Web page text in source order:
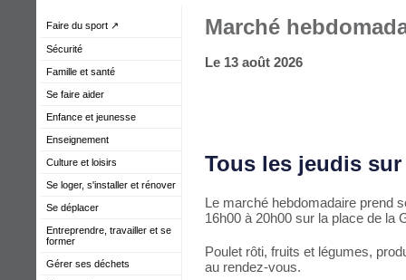
Faire du sport ↗
Sécurité
Famille et santé
Se faire aider
Enfance et jeunesse
Enseignement
Culture et loisirs
Se loger, s'installer et rénover
Se déplacer
Entreprendre, travailler et se
former
Gérer ses déchets
Marché
Le 13 août 2026
Tous les jeudis
Le marché hebdomadaire prend
16h00 à 20h00 sur la place de la
Poulet rôti, fruits et légumes,
au rendez-vous.